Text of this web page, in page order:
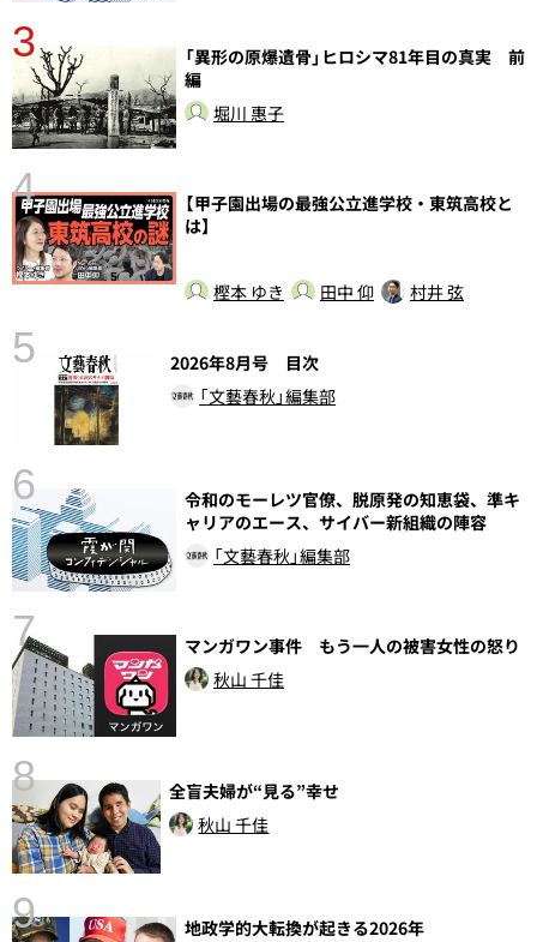
3
「異形の原爆遺骨」ヒロシマ81年目の真実 前
編
堀川 惠子
4
【甲子園出場の最強公立進学校・東筑高校と
は】
樫本 ゆき 田中 仰 村井 弦
5
2026年8月号 目次
「文藝春秋」編集部
6
令和のモーレツ官僚、脱原発の知恵袋、準キ
ャリアのエース、サイバー新組織の陣容
「文藝春秋」編集部
7
マンガワン事件 もう一人の被害女性の怒り
秋山 千佳
8
全盲夫婦が“見る”幸せ
秋山 千佳
9
地政学的大転換が起きる2026年